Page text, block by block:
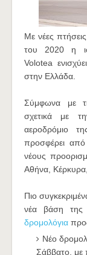
Με νέες
του 2020 η
Volotea
στην Ελλάδα.
Σύμφωνα με
σχετικά με
αεροδρόμιο
προσφέρει
νέους
Αθήνα, Κέρκυρα,
Πιο
νέα βάση της
δρομολόγια
Νέο
Σάββατο, με